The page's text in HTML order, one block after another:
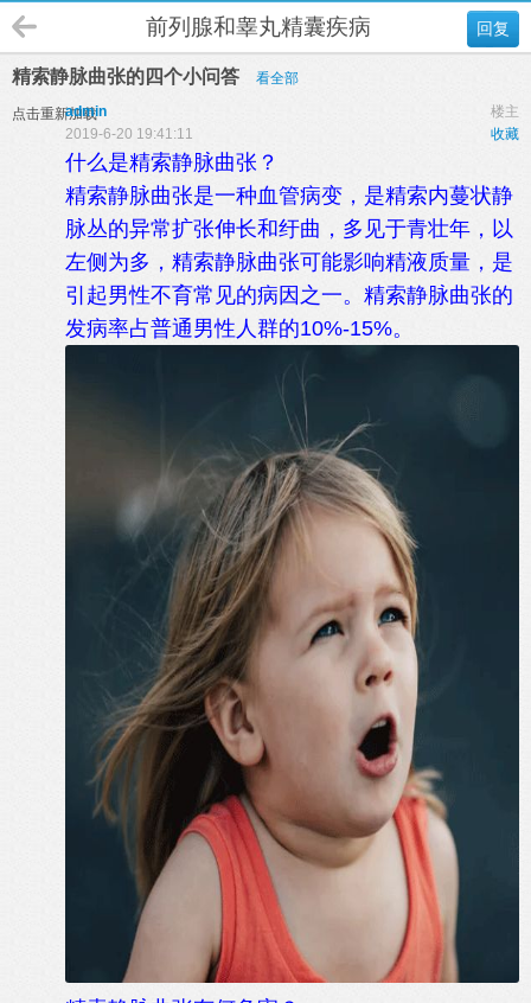
回复
前列腺和睾丸精囊疾病
精索静脉曲张的四个小问答 看全部
点击重新加载 楼主
admin
收藏
2019-6-20 19:41:11
什么是精索静脉曲张？
精索静脉曲张是一种血管病变，是精索内蔓状静
脉丛的异常扩张伸长和纡曲，多见于青壮年，以
左侧为多，精索静脉曲张可能影响精液质量，是
引起男性不育常见的病因之一。精索静脉曲张的
发病率占普通男性人群的10%-15%。